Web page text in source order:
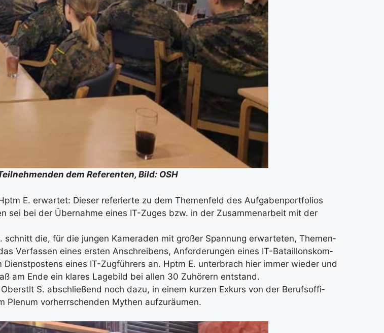
dem Refe­ren­ten, Bild: OSH
E. erwar­tet: Die­ser refe­rier­te zu dem The­men­feld des Auf­ga­ben­port­fo­li­os
sei bei der Über­nah­me eines IT-Zuges bzw. in der Zusam­men­ar­beit mit der
schnitt die, für die jun­gen Kame­ra­den mit gro­ßer Span­nung erwar­te­ten, The­men­
Ver­fas­sen eines ers­ten Anschrei­bens, Anfor­de­run­gen eines IT-Batail­lons­kom­
eines IT-Zug­füh­rers an. Hptm E. unter­brach hier immer wie­der und
am Ende ein kla­res Lage­bild bei allen 30 Zuhö­rern ent­stand.
S. abschlie­ßend noch dazu, in einem kur­zen Exkurs von der Berufs­of­fi­
vor­herr­schen­den Mythen auf­zu­räu­men.